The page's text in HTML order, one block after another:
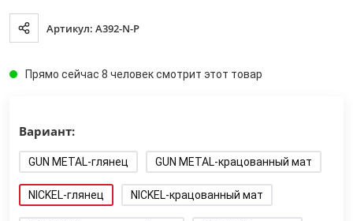
Артикул: A392-N-P
Прямо сейчас 8 человек смотрит этот товар
Вариант:
GUN METAL-глянец GUN METAL-крацованный мат
NICKEL-глянец NICKEL-крацованный мат